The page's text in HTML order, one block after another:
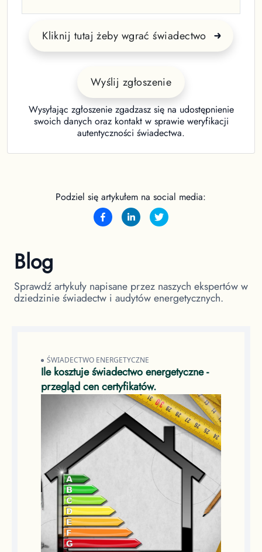
Kliknij tutaj żeby wgrać świadectwo
Wyślij zgłoszenie
Wysyłając zgłoszenie zgadzasz się na udostępnienie
swoich danych oraz kontakt w sprawie weryfikacji
autentyczności świadectwa.
Podziel się artykułem na social media:
Blog
Sprawdź artykuły napisane przez naszych ekspertów w
dziedzinie świadectw i audytów energetycznych.
ŚWIADECTWO ENERGETYCZNE
Ile kosztuje świadectwo energetyczne -
przegląd cen certyfikatów.